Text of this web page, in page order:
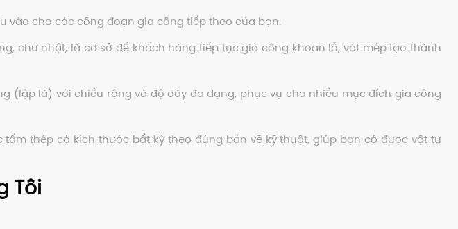
vào cho các công đoạn gia công tiếp theo của bạn.
chữ nhật, là cơ sở để khách hàng tiếp tục gia công khoan lỗ, vát mép tạo thành
(lập là) với chiều rộng và độ dày đa dạng, phục vụ cho nhiều mục đích gia công
thép có kích thước bất kỳ theo đúng bản vẽ kỹ thuật, giúp bạn có được vật tư
Tôi